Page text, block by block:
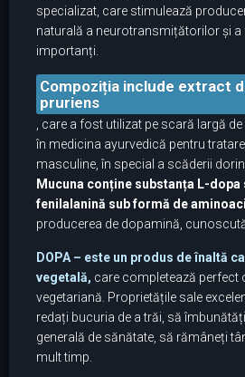
specializat, care stimulează
naturală a neurotransmițătorilor și
importanți.
Compoziția include extract
pruriens
, care a fost utilizat pe scară largă
în medicina ayurvedică pentru
masculine, în special a scăderii
Mucuna conține substanța L-
fenilalanină sub formă de
producerea de dopamină,
DOPA – este un produs de înaltă
vegetală, care completează perfect
vegetariană. Proprietățile sale
redați bucuria de a trăi, să
generală de sănătate, să rămâneți
mult timp.